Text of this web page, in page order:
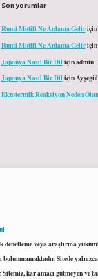
Son yorumlar
Rumi Motifi Ne Anlama Geliriçin
Rumi Motifi Ne Anlama Geliriçin
Japonya Nasıl Bir Dil içinadmin
Japonya Nasıl Bir DiliçinAyşegül
Ekzotermik Reaksiyon Neden
veya araştırma
Sitede yalnızca
kar amacı gütmeyen ve